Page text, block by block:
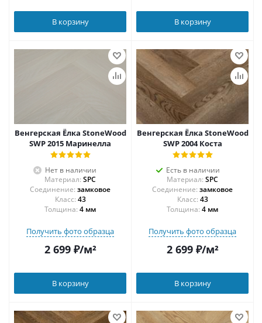
В корзину В корзину
Венгерская Ёлка StoneWood
SWP 2015 Маринелла
Нет в наличии
Материал: SPC
Соединение: замковое
43
Толщина: 4 мм
Получить фото образца
2 699₽/м²
В корзину
Венгерская Ёлка StoneWood
SWP 2004 Коста
Есть в наличии
Материал: SPC
Соединение: замковое
43
Толщина: 4 мм
Получить фото образца
2 699₽/м²
В корзину